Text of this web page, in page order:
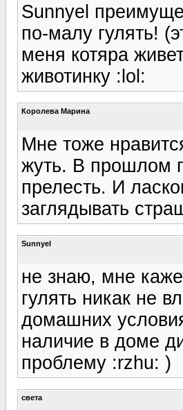
Sunnyel
по-малу гулять!
меня котяра
животинку :lol:
Королева Марина
Мне тоже
жуть. В прошлом
прелесть. И
заглядывать
Sunnyel
не знаю, мне
гулять никак не
домашних
наличие в доме
проблему :rzhu: )
света